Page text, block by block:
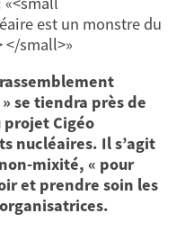
se tiendra près de
projet Cigéo
nucléaires. Il s’agit
mixité, « pour
et prendre soin les